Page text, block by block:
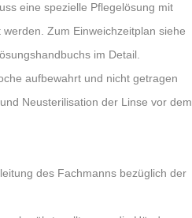
eine spezielle Pflegelösung mit
Zum Einweichzeitplan siehe
im Detail.
aufbewahrt und nicht getragen
Neusterilisation der Linse vor dem
des Fachmanns bezüglich der